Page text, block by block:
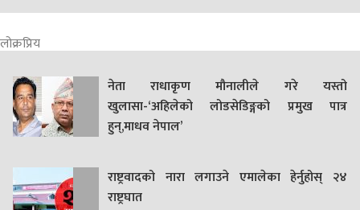
लोक्रप्रिय
नेता राधाकृण मौनालीले गरे यस्तो
खुलासा-‘अहिलेको लोडसेडिङ्गको प्रमुख पात्र
हुन्,माधव नेपाल’
राष्ट्रवादको नारा लगाउने एमालेका हेर्नुहोस् २४
राष्ट्रघात